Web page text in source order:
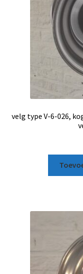
velg type V-6-026,